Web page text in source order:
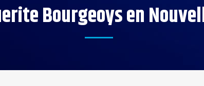
Bourgeoys en